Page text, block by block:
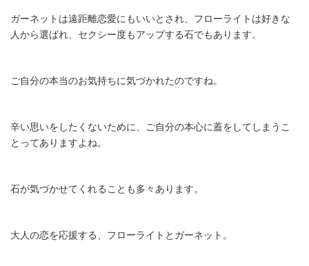
ガーネットは遠距離恋愛にもいいとされ、フローライトは好きな
人から選ばれ、セクシー度もアップする石でもあります。
ご自分の本当のお気持ちに気づかれたのですね。
辛い思いをしたくないために、ご自分の本心に蓋をしてしまうこ
とってありますよね。
石が気づかせてくれることも多々あります。
大人の恋を応援する、フローライトとガーネット。